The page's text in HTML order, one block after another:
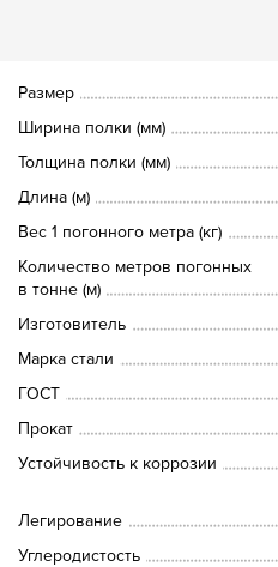
Размер
Ширина полки (мм)
Толщина полки (мм)
Длина (м)
Вес 1 погонного метра (кг)
Количество метров погонных
в тонне (м)
Изготовитель
Марка стали
ГОСТ
Прокат
Устойчивость к коррозии
Легирование
Углеродистость